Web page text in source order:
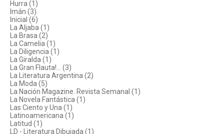
Hurra (1)
Imán (3)
Inicial (6)
La Aljaba (1)
La Brasa (2)
La Camelia (1)
La Diligencia (1)
La Giralda (1)
La Gran Flauta!... (3)
La Literatura Argentina (2)
La Moda (5)
La Nación Magazine. Revista Semanal (1)
La Novela Fantástica (1)
Las Ciento y Una (1)
Latinoamericana (1)
Latitud (1)
LD - Literatura Dibujada (1)